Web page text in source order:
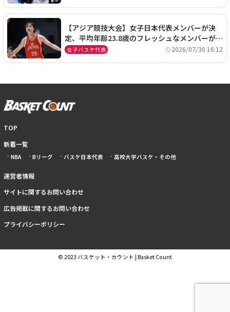
【アジア競技大会】女子日本代表メンバーが決
定、平均年齢23.8歳のフレッシュなメンバーが日
本開催の大舞台で頂点を狙う
女子バスケ代表 2026/07/30 16:12
TOP
新着一覧
NBA Bリーグ バスケ日本代表 高校大学バスケ・その他
運営者情報
サイトに関するお問い合わせ
広告掲載に関するお問い合わせ
プライバシーポリシー
© 2023 バスケット・カウント | Basket Count